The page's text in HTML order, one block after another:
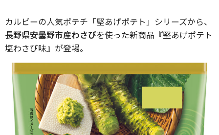
カルビーの人気ポテチ「堅あげポテト」シリーズから、
長野県安曇野市産わさびを使った新商品『堅あげポテト
塩わさび味』が登場。